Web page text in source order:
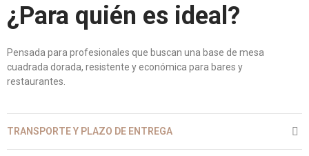
¿Para quién es ideal?
Pensada para profesionales que buscan una base de mesa
cuadrada dorada, resistente y económica para bares y
restaurantes.
TRANSPORTE Y PLAZO DE ENTREGA